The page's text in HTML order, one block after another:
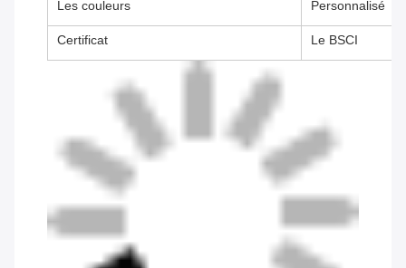
Les couleurs Personnalisé
Certificat Le BSCI